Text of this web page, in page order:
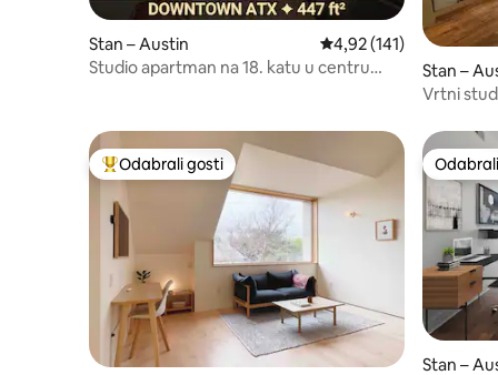
Stan – Austin Prosječna ocjena:
4,92 (141)
Studio apartman na 18. katu u centru
Stan –
Vrtni
Među najviše rangiranima s oznakom „Odabrali gosti”
Odabrali gosti
Stan –